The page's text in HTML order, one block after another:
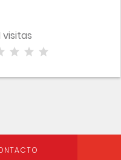
visitas